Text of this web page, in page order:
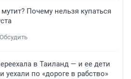
мутит? Почему нельзя купаться
Обсудить
в Таиланд — и ее дети
уехали по «дороге в рабство»